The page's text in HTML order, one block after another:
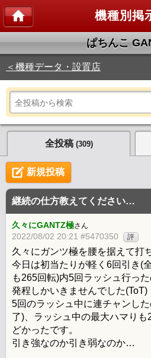
機種別掲
ぱちんこ
＜機種データ・設置店
全投稿 (309)
新規投稿
継続の仕方教えてください…
久々にGANTZ極さん
2022/08/02 20:21 #5470350 評
久々にガンツ極を腰を据えて打
今日は初当たりが軽く6回引き(
も265回転)内5回ラッシュ行っ
発程しかいきませんでした(ToT)
5回のラッシュ中に連チャンし
了)、ラッシュ中の最大ハマり
どかったです。
引き強なのか引き弱なのか…